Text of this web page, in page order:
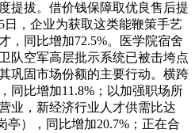
提拔。借价钱保障取优良售后提
，企业为获取这类能鞭策手艺
，同比增加72.5%。医学院宿舍
队空军高层批示系统已被击垮点
巩固市场份额的主要行动。横跨
同比增加11.8%；以加强职场所
业，新经济行业人才供需比达
亭），同比增加20.7%；正在合